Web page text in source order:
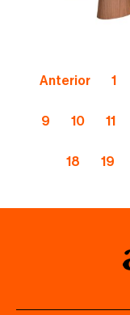
Anterior 1
9 10 11
18 19